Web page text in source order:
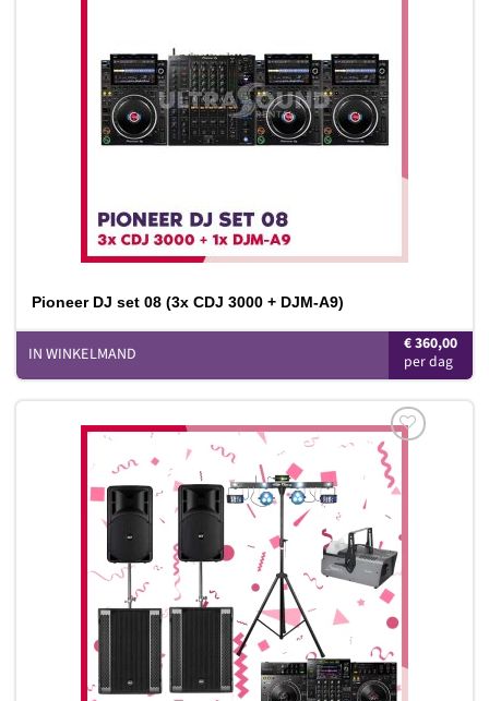
Pioneer DJ set 08 (3x CDJ 3000 + DJM-A9)
€360,00
IN WINKELMAND
Toevoegen
verlanglijst